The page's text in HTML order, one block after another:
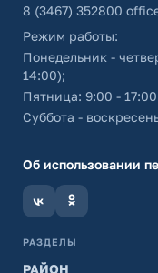
8 (3467) 352800
Режим работы:
Понедельник -
14:00);
Пятница: 9:00 -
Суббота -
Об использовании
РАЗДЕЛЫ
РАЙОН